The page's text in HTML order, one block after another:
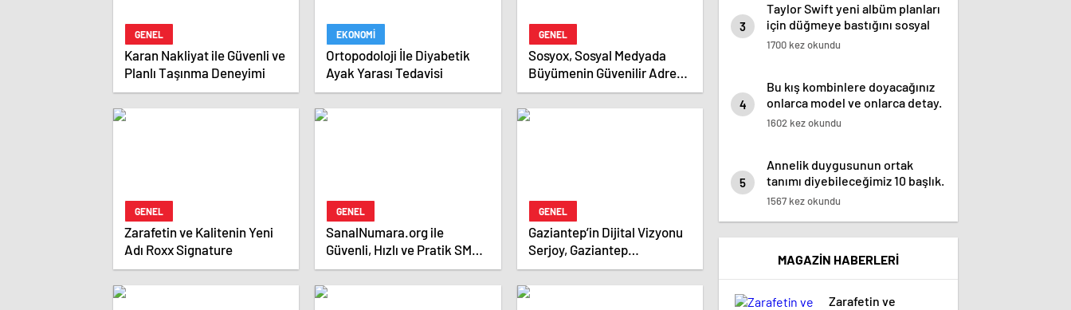
GENEL
Karan Nakliyat ile Güvenli ve
Planlı Taşınma Deneyimi
EKONOMI
Ortopodoloji İle Diyabetik
Ayak Yarası Tedavisi
GENEL
Sosyox, Sosyal Medyada
Büyümenin Güvenilir Adresi
Olarak Öne Çıkıyor
GENEL
Zarafetin ve Kalitenin Yeni
Adı Roxx Signature
GENEL
SanalNumara.org ile
Güvenli, Hızlı ve Pratik SMS
Onay Çözümleri
GENEL
Gaziantep’in Dijital Vizyonu
Serjoy, Gaziantep
Üniversitesi Teknopark’tan
Dünyaya Açılıyor
3
Taylor Swift yeni albüm planları
için düğmeye bastığını sosyal
medyadan duyurdu!
1700 kez okundu
4
Bu kış kombinlere doyacağınız
onlarca model ve onlarca detay.
1602 kez okundu
5
Annelik duygusunun ortak
tanımı diyebileceğimiz 10 başlık.
1567 kez okundu
MAGAZİN HABERLERİ
Zarafetin ve